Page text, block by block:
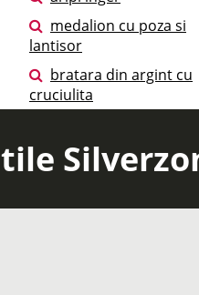
medalion cu poza si
lantisor
bratara din argint cu
cruciulita